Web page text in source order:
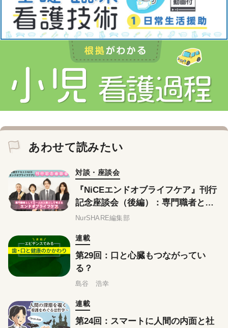
あわせて読みたい
対談・座談会
『NiCEエンドオブライフケア』刊行
記念座談会（後編）：専門職者とし
て、一人の人間として考えるエンド
NurSHARE編集部
連載
第29回：口と心臓もつながってい
る？
島谷 浩幸
連載
第24回：スマートに人間の内面と社